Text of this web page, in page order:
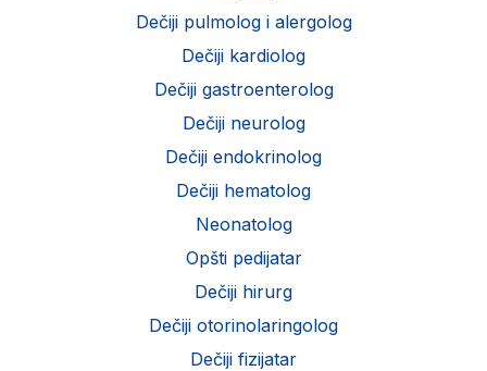
Dečiji pulmolog i alergolog
Dečiji kardiolog
Dečiji gastroenterolog
Dečiji neurolog
Dečiji endokrinolog
Dečiji hematolog
Neonatolog
Opšti pedijatar
Dečiji hirurg
Dečiji otorinolaringolog
Dečiji fizijatar